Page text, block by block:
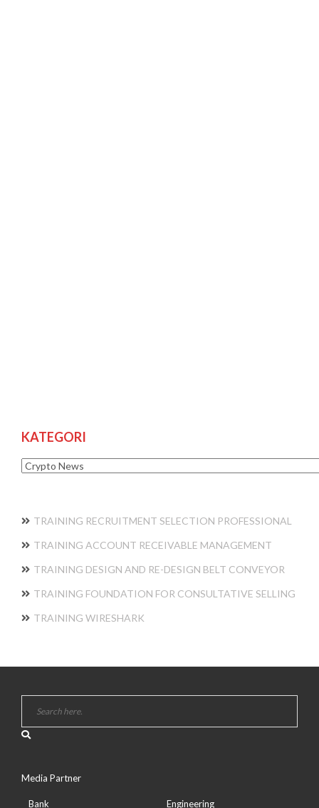
KATEGORI
Kategori
TRAINING RECRUITMENT SELECTION PROFESSIONAL
TRAINING ACCOUNT RECEIVABLE MANAGEMENT
TRAINING DESIGN AND RE-DESIGN BELT CONVEYOR
TRAINING FOUNDATION FOR CONSULTATIVE SELLING
TRAINING WIRESHARK
Media Partner
Bank
Engineering